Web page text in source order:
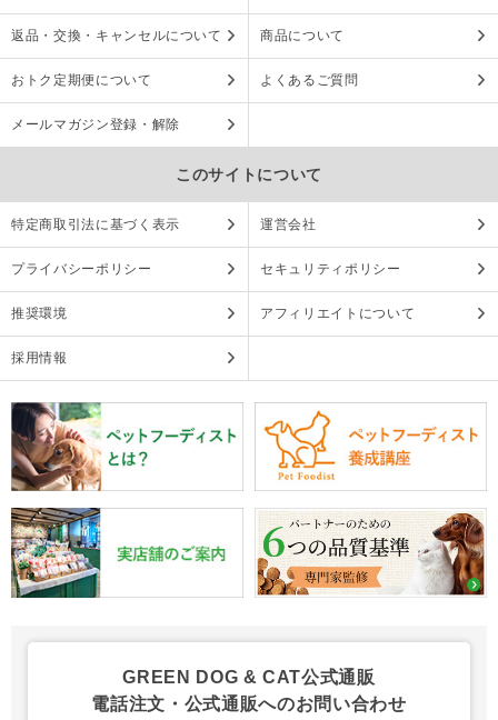
返品・交換・キャンセルについて 商品について
おトク定期便について よくあるご質問
メールマガジン登録・解除
このサイトについて
特定商取引法に基づく表示 運営会社
プライバシーポリシー セキュリティポリシー
推奨環境 アフィリエイトについて
採用情報
GREEN DOG & CAT公式通販
電話注文・公式通販へのお問い合わせ